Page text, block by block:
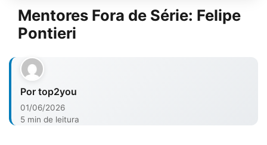
Mentores Fora de Série: Felipe
Pontieri
Por top2you
01/06/2026
5 min de leitura